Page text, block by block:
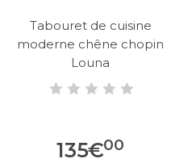
Tabouret de cuisine
moderne chêne chopin
Louna
135€00